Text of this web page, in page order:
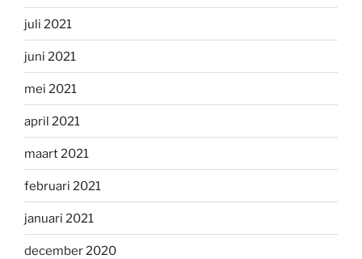
juli 2021
juni 2021
mei 2021
april 2021
maart 2021
februari 2021
januari 2021
december 2020